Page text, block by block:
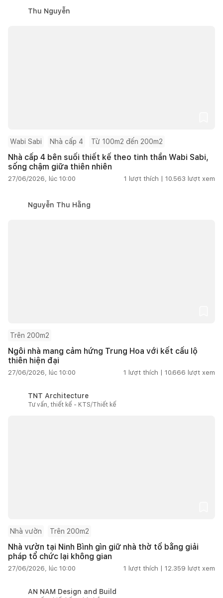
Thu Nguyễn
Wabi Sabi Nhà cấp 4 Từ 100m2 đến 200m2
Nhà cấp 4 bên suối thiết kế theo tinh thần Wabi Sabi,
sống chậm giữa thiên nhiên
27/06/2026, lúc 10:00 1 lượt thích | 10.563 lượt xem
Nguyễn Thu Hằng
Trên 200m2
Ngôi nhà mang cảm hứng Trung Hoa với kết cấu lộ
thiên hiện đại
27/06/2026, lúc 10:00 1 lượt thích | 10.666 lượt xem
TNT Architecture
Tư vấn, thiết kế - KTS/Thiết kế
Nhà vườn Trên 200m2
Nhà vườn tại Ninh Bình gìn giữ nhà thờ tổ bằng giải
pháp tổ chức lại không gian
27/06/2026, lúc 10:00 1 lượt thích | 12.359 lượt xem
AN NAM Design and Build